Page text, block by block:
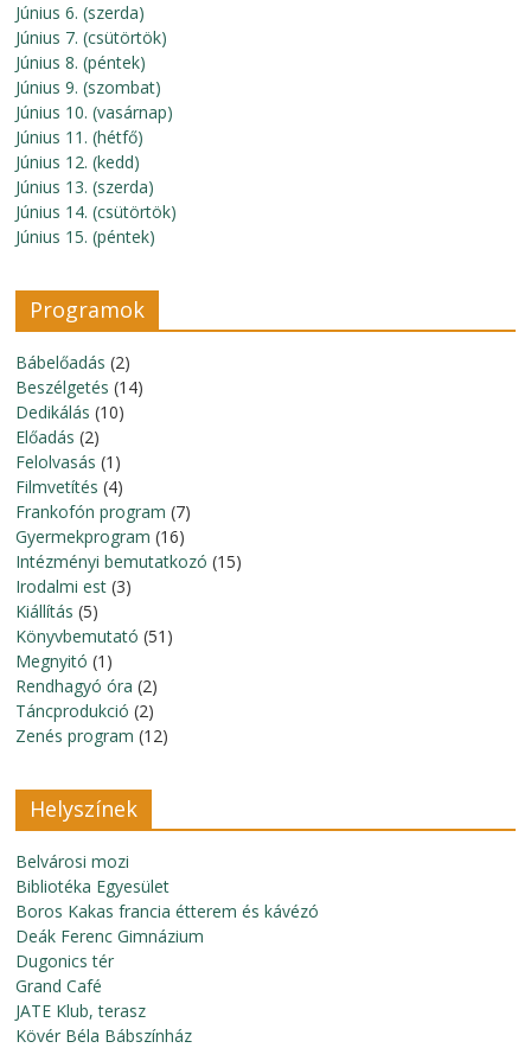
Június 6. (szerda)
Június 7. (csütörtök)
Június 8. (péntek)
Június 9. (szombat)
Június 10. (vasárnap)
Június 11. (hétfő)
Június 12. (kedd)
Június 13. (szerda)
Június 14. (csütörtök)
Június 15. (péntek)
Programok
Bábelőadás (2)
Beszélgetés (14)
Dedikálás (10)
Előadás (2)
Felolvasás (1)
Filmvetítés (4)
Frankofón program (7)
Gyermekprogram (16)
Intézményi bemutatkozó (15)
Irodalmi est (3)
Kiállítás (5)
Könyvbemutató (51)
Megnyitó (1)
Rendhagyó óra (2)
Táncprodukció (2)
Zenés program (12)
Helyszínek
Belvárosi mozi
Bibliotéka Egyesület
Boros Kakas francia étterem és kávézó
Deák Ferenc Gimnázium
Dugonics tér
Grand Café
JATE Klub, terasz
Kövér Béla Bábszínház